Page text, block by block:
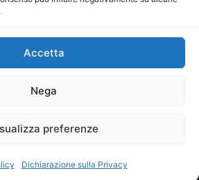
Accetta
Nega
preferenze
Dichiarazione sulla Privacy
P.IVA: 06334930820
Società Cooperativa a r.l. è
Operatori di Comunicazione al
Digitale srl–info@ladigitale.it